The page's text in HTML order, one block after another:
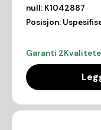
null: K1042887
Posisjon:
Garanti 2